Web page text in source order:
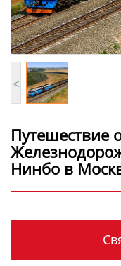
<
Путешествие
Нинбо в